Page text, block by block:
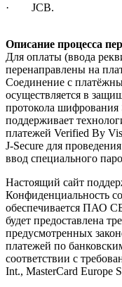
· JCB.
Описание процесса
Для оплаты (ввода
перенаправлены на
Соединение с
осуществляется в
протокола
поддерживает
платежей Verified By
J-Secure для
ввод специального
Настоящий сайт
Конфиденциальность
обеспечивается ПАО
будет предоставлена
предусмотренных
платежей по
соответствии с
Int., MasterCard Europe